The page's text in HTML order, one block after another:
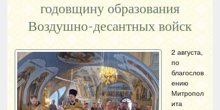
годовщину образования
Воздушно-десантных войск
2 августа,
по
благослов
ению
Митропол
ита